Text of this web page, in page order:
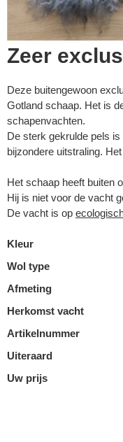
Zeer
Deze buitengewoon
Gotland schaap. Het is
schapenvachten.
De sterk gekrulde pels
bijzondere uitstraling.
Het schaap heeft buiten
Hij is niet voor de vacht
De vacht is op
Kleur
Wol type
Afmeting
Herkomst vacht
Artikelnummer
Uiteraard
Uw prijs